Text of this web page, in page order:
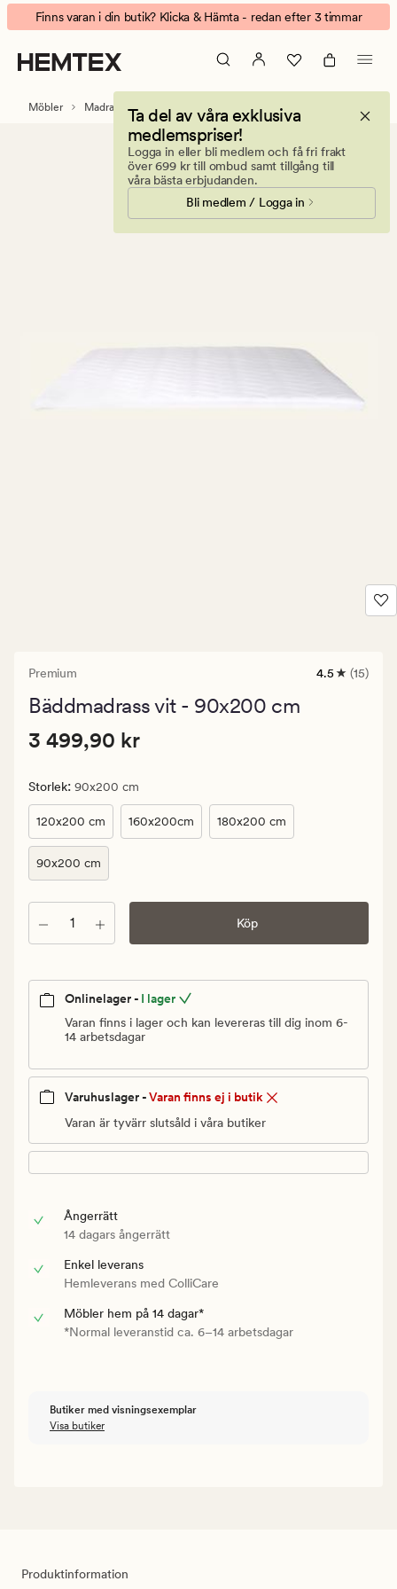
Premium
bäddmadrass
Animerad
banner.
Klicka
på
Finns varan i din butik? Klicka & Hämta - redan efter 3 timmar
Ta del av våra exklusiva
medlemspriser!
Logga in eller bli medlem och få fri frakt
över 699 kr till ombud samt tillgång till
våra bästa erbjudanden.
Bli medlem / Logga in
Möbler Madrasser
Premium
15
4.5 (15)
Bäddmadrass vit - 90x200 cm
Pris
Ordinarie
pris
499,90
kr
Pris 3 499,90 kr
3 499,90 kr
Storlek: 90x200 cm
120x200 cm 160x200cm 180x200 cm
90x200 cm
Antal Köp
Onlinelager - I lager
Varan finns i lager och kan levereras till dig inom 6-
14 arbetsdagar
Varuhuslager -Varan finns ej i butik
Varan är tyvärr slutsåld i våra butiker
Ångerrätt
14 dagars ångerrätt
Enkel leverans
Hemleverans med ColliCare
Möbler hem på 14 dagar*
*Normal leveranstid ca. 6–14 arbetsdagar
Butiker med visningsexemplar
Visa butiker
Produktinformation